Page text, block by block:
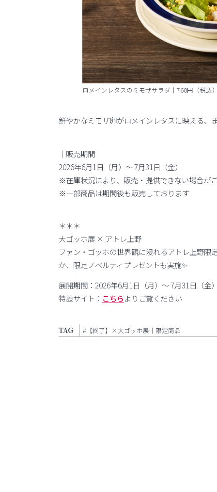
ロメインレタスのミモザサラダ｜760円（税込
鮮やかなミモザ卵がロメインレタスに映える、
｜販売期間
2026年6月1日（月）〜 7月31日（金）
※在庫状況により、販売・提供できない場合が
※一部商品は期間後も販売しております
＊＊＊
大ゴッホ展 × アトレ上野
ファン・ゴッホの世界観に浸れるアトレ上野
か、限定ノベルティプレゼントも実施✨
展開期間：2026年6月1日（月）〜 7月31日（金
特設サイト： こちらよりご覧ください
TAG #【終了】×大ゴッホ展｜限定商品